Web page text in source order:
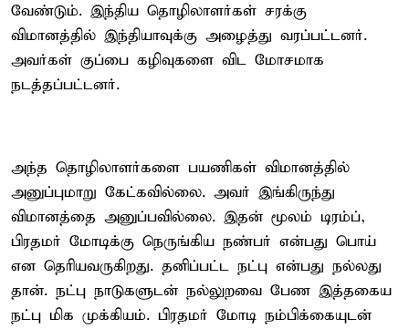
வேண்டும். இந்திய தொழிலாளர்கள் சரக்கு
விமானத்தில் இந்தியாவுக்கு அழைத்து வரப்பட்டனர்.
அவர்கள் குப்பை கழிவுகளை விட மோசமாக
நடத்தப்பட்டனர்.
அந்த தொழிலாளர்களை பயணிகள் விமானத்தில்
அனுப்புமாறு கேட்கவில்லை. அவர் இங்கிருந்து
விமானத்தை அனுப்பவில்லை. இதன் மூலம் டிரம்ப்,
பிரதமர் மோடிக்கு நெருங்கிய நண்பர் என்பது பொய்
என தெரியவருகிறது. தனிப்பட்ட நட்பு என்பது நல்லது
தான். நட்பு நாடுகளுடன் நல்லுறவை பேண இத்தகைய
நட்பு மிக முக்கியம். பிரதமர் மோடி நம்பிக்கையுடன்